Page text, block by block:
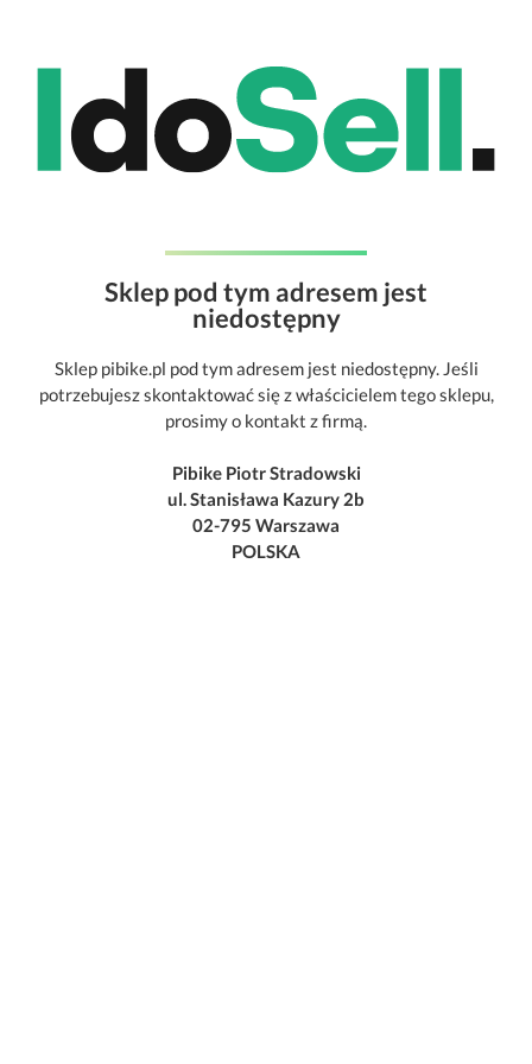
Sklep pod tym adresem jest
niedostępny
Sklep pibike.pl pod tym adresem jest niedostępny. Jeśli
potrzebujesz skontaktować się z właścicielem tego sklepu,
prosimy o kontakt z firmą.
Pibike Piotr Stradowski
ul. Stanisława Kazury 2b
02-795 Warszawa
POLSKA